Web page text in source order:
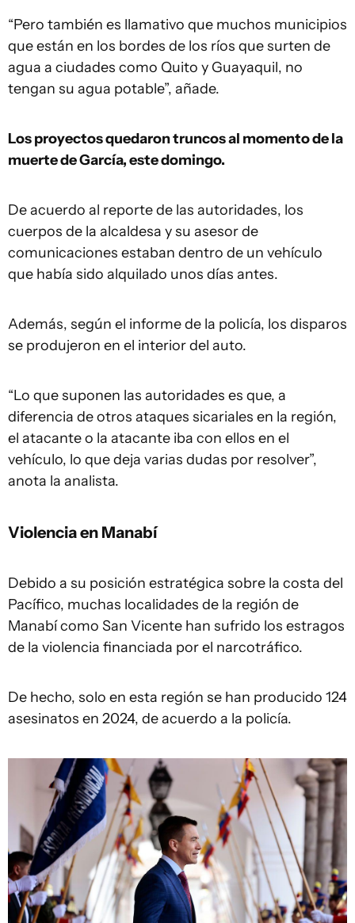
“Pero también es llamativo que muchos municipios
que están en los bordes de los ríos que surten de
agua a ciudades como Quito y Guayaquil, no
tengan su agua potable”, añade.
Los proyectos quedaron truncos al momento de la
muerte de García, este domingo.
De acuerdo al reporte de las autoridades, los
cuerpos de la alcaldesa y su asesor de
comunicaciones estaban dentro de un vehículo
que había sido alquilado unos días antes.
Además, según el informe de la policía, los disparos
se produjeron en el interior del auto.
“Lo que suponen las autoridades es que, a
diferencia de otros ataques sicariales en la región,
el atacante o la atacante iba con ellos en el
vehículo, lo que deja varias dudas por resolver”,
anota la analista.
Violencia en Manabí
Debido a su posición estratégica sobre la costa del
Pacífico, muchas localidades de la región de
Manabí como San Vicente han sufrido los estragos
de la violencia financiada por el narcotráfico.
De hecho, solo en esta región se han producido 124
asesinatos en 2024, de acuerdo a la policía.